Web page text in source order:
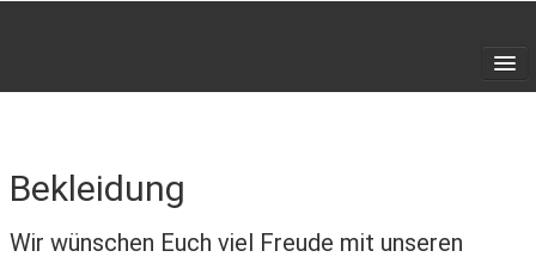
Galerie
Kontakt
Bekleidung
Wir wünschen Euch viel Freude mit unseren